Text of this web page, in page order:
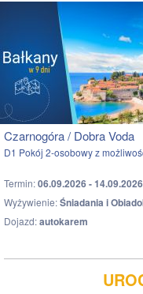
Czarnogóra / Dobra Voda
D1 Pokój 2-osobowy z
Termin:06.09.2026 - 14.09.2026
Wyżywienie:Śniadania i
Dojazd:autokarem